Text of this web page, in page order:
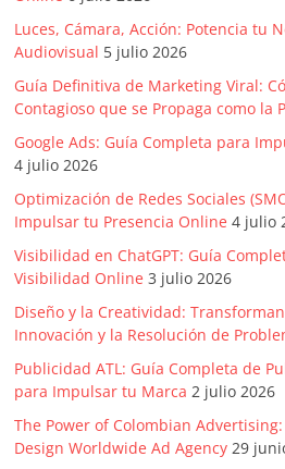
RRPP,
Spots,
Periodismo,
Revistas,
Magazines
,
ATL,
BTL,
Periódicos
y
Producción
Gráfica
en
Colombia.
Luces, Cámara, Acción: Potencia tu
Audiovisual 5 julio 2026
Guía Definitiva de Marketing Viral:
Contagioso que se Propaga como la
Google Ads: Guía Completa para
4 julio 2026
Optimización de Redes Sociales
Impulsar tu Presencia Online 4 julio
Visibilidad en ChatGPT: Guía
Visibilidad Online 3 julio 2026
Diseño y la Creatividad:
Innovación y la Resolución de
Publicidad ATL: Guía Completa de
para Impulsar tu Marca 2 julio 2026
The Power of Colombian
Design Worldwide Ad Agency 29